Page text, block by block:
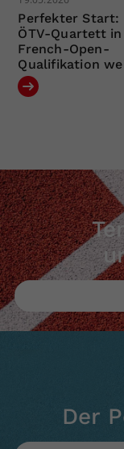
Perfekter Start:
ÖTV-Quartett
French-Open-
Qualifikation
Der